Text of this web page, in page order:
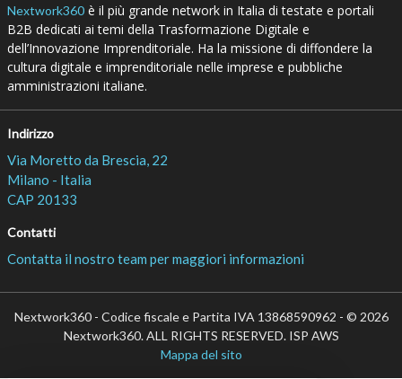
Nextwork360è il più grande network in Italia di testate e portali
B2B dedicati ai temi della Trasformazione Digitale e
dell’Innovazione Imprenditoriale. Ha la missione di diffondere la
cultura digitale e imprenditoriale nelle imprese e pubbliche
amministrazioni italiane.
Indirizzo
Via Moretto da Brescia, 22
Milano - Italia
CAP 20133
Contatti
Contatta il nostro team per maggiori informazioni
Nextwork360 - Codice fiscale e Partita IVA 13868590962 - © 2026
Nextwork360. ALL RIGHTS RESERVED. ISP AWS
Mappa del sito